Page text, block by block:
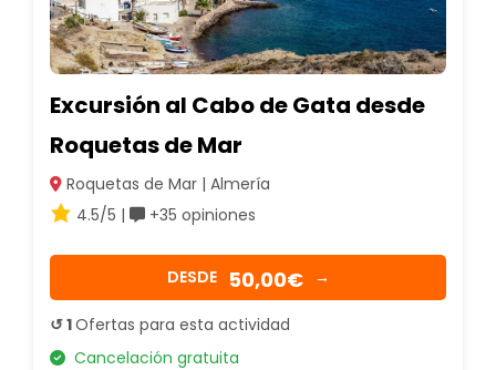
Excursión al Cabo de Gata desde
Roquetas de Mar
Roquetas de Mar | Almería
4.5/5 |
+35 opiniones
DESDE 50,00€ →
↺ 1Ofertas para esta actividad
Cancelación gratuita